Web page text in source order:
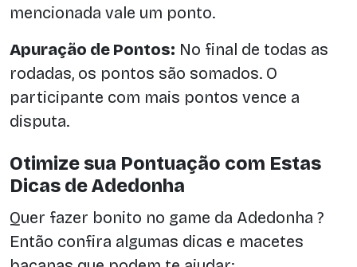
mencionada vale um ponto.
Apuração de Pontos: No final de todas as
rodadas, os pontos são somados. O
participante com mais pontos vence a
disputa.
Otimize sua Pontuação com Estas
Dicas de Adedonha
Quer fazer bonito no game da Adedonha ?
Então confira algumas dicas e macetes